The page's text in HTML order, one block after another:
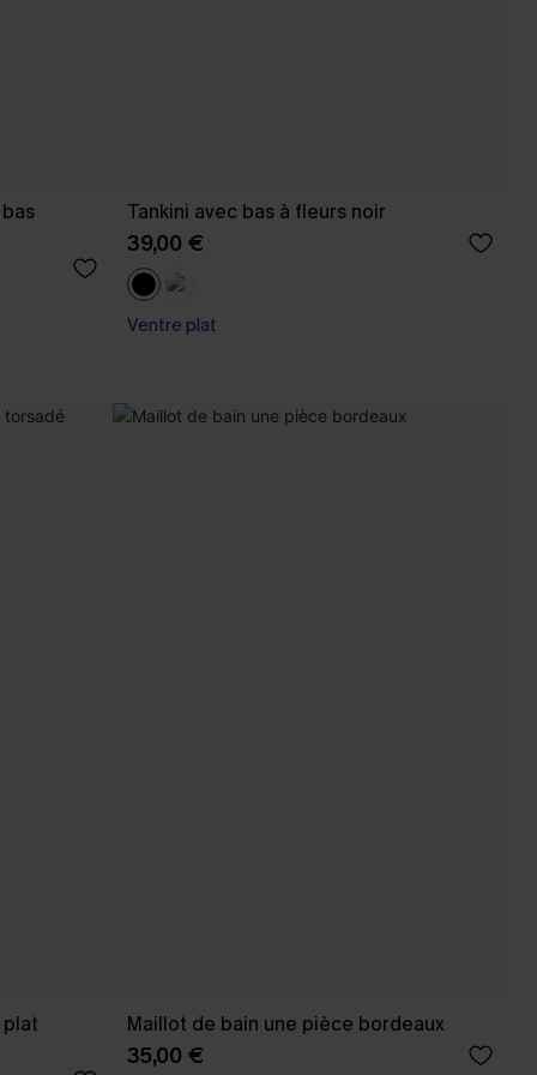
Tankini avec bas à fleurs noir
39,00 €
Ventre plat
Maillot de bain une pièce bordeaux
35,00 €